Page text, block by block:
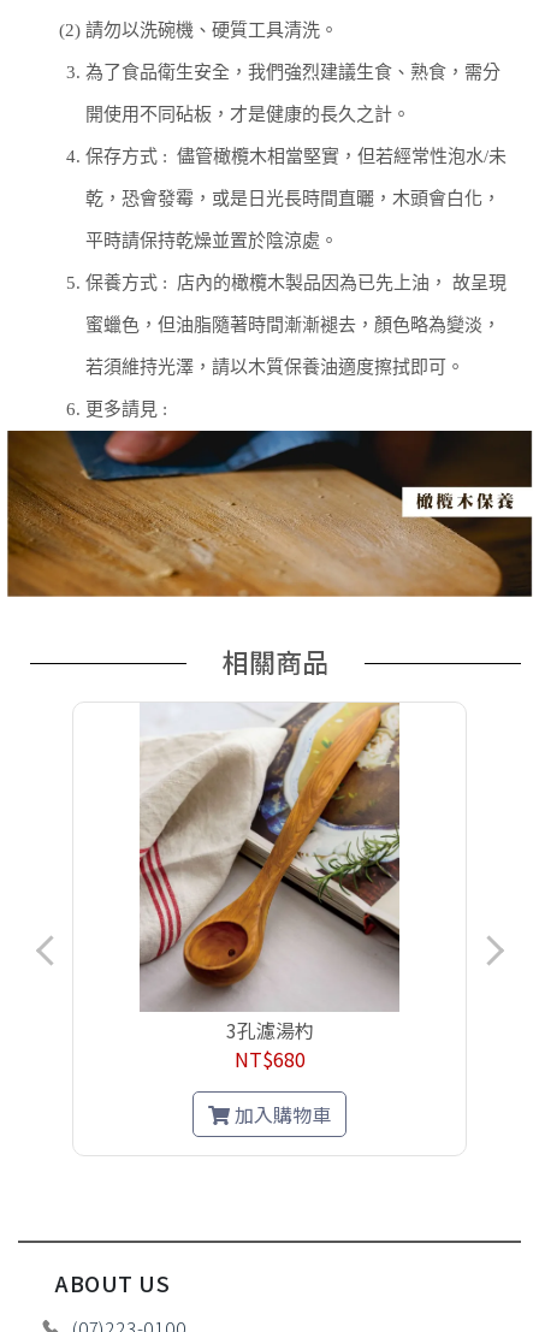
(2) 請勿以洗碗機、硬質工具清洗。
3. 為了食品衛生安全，我們強烈建議生食、熟食，需分
開使用不同砧板，才是健康的長久之計。
4. 保存方式 : 儘管橄欖木相當堅實，但若經常性泡水/未
乾，恐會發霉，或是日光長時間直曬，木頭會白化，
平時請保持乾燥並置於陰涼處。
5. 保養方式 : 店內的橄欖木製品因為已先上油， 故呈現
蜜蠟色，但油脂隨著時間漸漸褪去，顏色略為變淡，
若須維持光澤，請以木質保養油適度擦拭即可。
6. 更多請見 :
相關商品
3孔濾湯杓
NT$680
加入購物車
ABOUT US